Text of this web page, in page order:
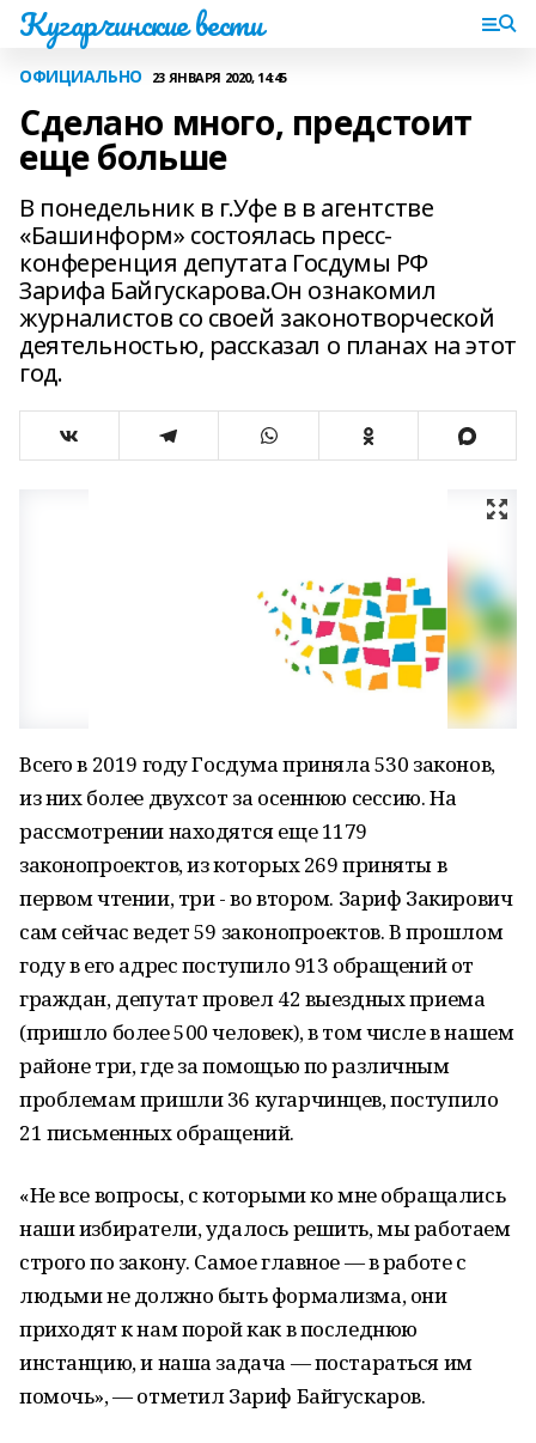
Кугарчинские вести
ОФИЦИАЛЬНО 23 ЯНВАРЯ 2020, 14:45
Сделано много, предстоит
еще больше
В понедельник в г.Уфе в в агентстве
«Башинформ» состоялась пресс-
конференция депутата Госдумы РФ
Зарифа Байгускарова.Он ознакомил
журналистов со своей законотворческой
деятельностью, рассказал о планах на этот
год.
Всего в 2019 году Госдума приняла 530 законов,
из них более двухсот за осеннюю сессию. На
рассмотрении находятся еще 1179
законопроектов, из которых 269 приняты в
первом чтении, три - во втором. Зариф Закирович
сам сейчас ведет 59 законопроектов. В прошлом
году в его адрес поступило 913 обращений от
граждан, депутат провел 42 выездных приема
(пришло более 500 человек), в том числе в нашем
районе три, где за помощью по различным
проблемам пришли 36 кугарчинцев, поступило
21 письменных обращений.
«Не все вопросы, с которыми ко мне обращались
наши избиратели, удалось решить, мы работаем
строго по закону. Самое главное — в работе с
людьми не должно быть формализма, они
приходят к нам порой как в последнюю
инстанцию, и наша задача — постараться им
помочь», — отметил Зариф Байгускаров.